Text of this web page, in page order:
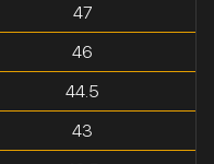
47
46
44.5
43